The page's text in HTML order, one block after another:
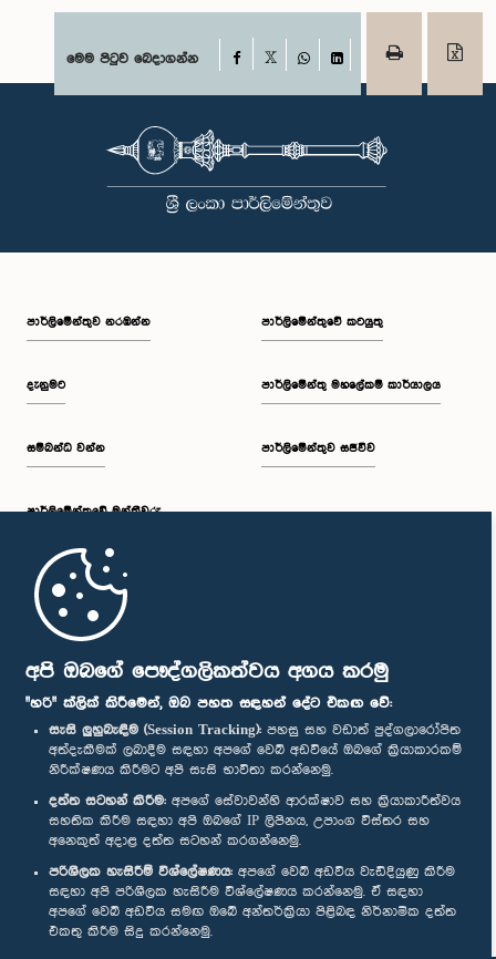
අපි ඔබගේ පෞද්ගලිකත්වය අගය කරමු
"හරි" ක්ලික් කිරීමෙන්, ඔබ පහත සඳහන් දේට එකඟ වේ:
සැසි ලුහුබැඳීම (Session Tracking): පහසු සහ වඩාත් පුද්ගලාරෝපිත
අත්දැකීමක් ලබාදීම සඳහා අපගේ වෙබ් අඩවියේ ඔබගේ ක්‍රියාකාරකම්
නිරීක්ෂණය කිරීමට අපි සැසි භාවිතා කරන්නෙමු.
දත්ත සටහන් කිරීම: අපගේ සේවාවන්හි ආරක්ෂාව සහ ක්‍රියාකාරීත්වය
සහතික කිරීම සඳහා අපි ඔබගේ IP ලිපිනය, උපාංග විස්තර සහ
අනෙකුත් අදාළ දත්ත සටහන් කරගන්නෙමු.
පරිශීලක හැසිරීම් විශ්ලේෂණය: අපගේ වෙබ් අඩවිය වැඩිදියුණු කිරීම
සඳහා අපි පරිශීලක හැසිරීම විශ්ලේෂණය කරන්නෙමු. ඒ සඳහා
අපගේ වෙබ් අඩවිය සමඟ ඔබේ අන්තර්ක්‍රියා පිළිබඳ නිර්නාමික දත්ත
එකතු කිරීම සිදු කරන්නෙමු.
මෙම පිටුව බෙදාගන්න Facebook
WhatsAppLinkedIn
පාර්ලි‌මේන්තුව නරඹන්න
දැනුමට
සම්බන්ධ වන්න
පාර්ලි‌මේන්තුවේ මන්ත්‍රීවරු
මුල් පිටුව
පාර්ලිමේන්තුවේ කටයුතු
පාර්ලිමේන්තු මහලේකම් කාර්යාලය
පාර්ලිමේන්තුව සජීවීව
පාර්ලිමේන්තු ජංගම යෙදුම
අප හා සම්බන්ධ වී සිටින්න :
සම්මාන
පෞද්ගලිකත්ව ප්‍රතිපත්තිය